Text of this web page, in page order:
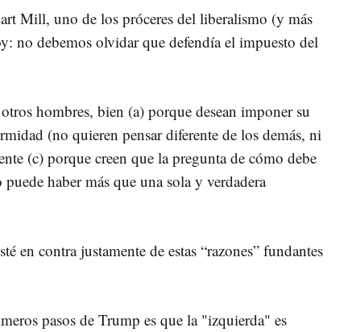
Mill, uno de los próceres del liberalismo (y más
no debemos olvidar que defendía el impuesto del
hombres, bien (a) porque desean imponer su
(no quieren pensar diferente de los demás, ni
(c) porque creen que la pregunta de cómo debe
haber más que una sola y verdadera
en contra justamente de estas “razones” fundantes
pasos de Trump es que la "izquierda" es